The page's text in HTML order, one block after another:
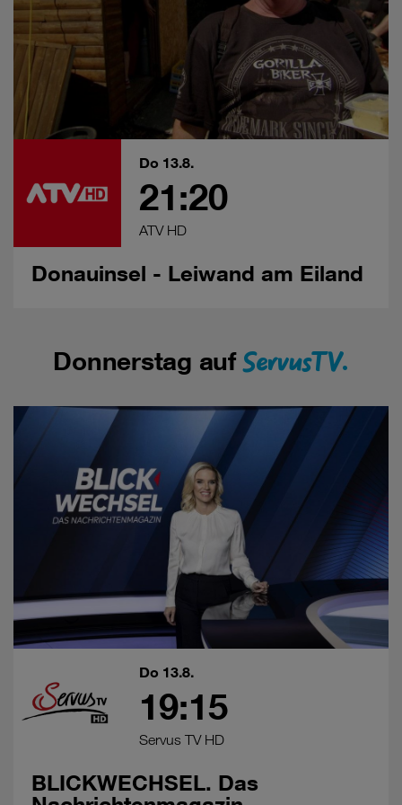
Do 13.8.
21:20
ATV HD
Donauinsel - Leiwand am Eiland
Donnerstag auf ServusTV.
Do 13.8.
19:15
Servus TV HD
BLICKWECHSEL. Das
Sie nur jene Cookies im Einsatz, die zur Funktion dieser
Website unerlässlich sind.